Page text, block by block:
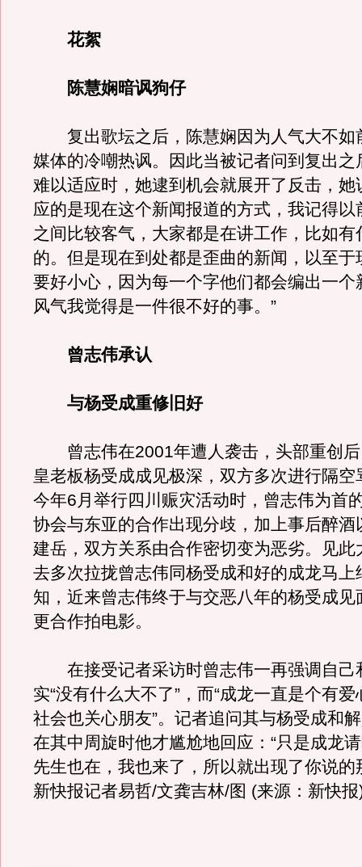
花絮
陈慧娴暗讽狗仔
复出歌坛之后，陈慧娴因为人气大不如
媒体的冷嘲热讽。因此当被记者问到复出之
难以适应时，她逮到机会就展开了反击，她
应的是现在这个新闻报道的方式，我记得以
之间比较客气，大家都是在讲工作，比如有
的。但是现在到处都是歪曲的新闻，以至于
要好小心，因为每一个字他们都会编出一个
风气我觉得是一件很不好的事。”
曾志伟承认
与杨受成重修旧好
曾志伟在2001年遭人袭击，头部重创后
皇老板杨受成成见极深，双方多次进行隔空
今年6月举行四川赈灾活动时，曾志伟为首
协会与东亚的合作出现分歧，加上事后醉酒
建岳，双方关系由合作密切变为恶劣。见此
去多次拉拢曾志伟同杨受成和好的成龙马上
知，近来曾志伟终于与交恶八年的杨受成见
更合作拍电影。
在接受记者采访时曾志伟一再强调自己
实“没有什么大不了”，而“成龙一直是个有
社会也关心朋友”。记者追问其与杨受成和
在其中周旋时他才尴尬地回应：“只是成龙
先生也在，我也来了，所以就出现了你说的
新快报记者易哲/文龚吉林/图 (来源：新快报